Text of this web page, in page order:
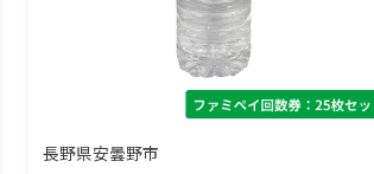
長野県安曇野市